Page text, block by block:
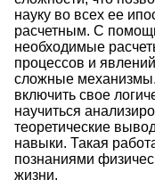
науку во всех ее
расчетным. С
необходимые
процессов и
сложные механизмы.
включить свое
научиться
теоретические
навыки. Такая
познаниями
жизни.